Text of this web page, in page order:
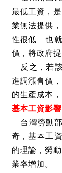
最低工資，
業無法提供
性很低，也
價，將政府
反之，若
進調漲售價
的生產成本
基本工資影
台灣勞動
奇，基本工
的理論，勞
業率增加。